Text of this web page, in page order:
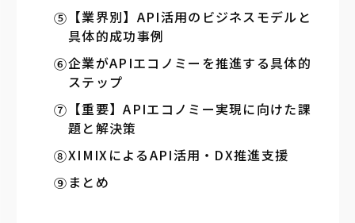
【業界別】API活用のビジネスモデルと
具体的成功事例
企業がAPIエコノミーを推進する具体的
ステップ
【重要】APIエコノミー実現に向けた課
題と解決策
XIMIXによるAPI活用・DX推進支援
まとめ